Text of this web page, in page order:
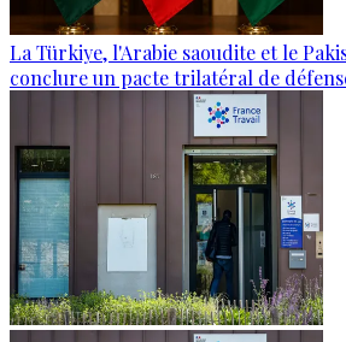
La Türkiye, l'Arabie saoudite et le
conclure un pacte trilatéral de